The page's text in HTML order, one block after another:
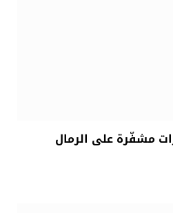
مشفّرة على الرمال